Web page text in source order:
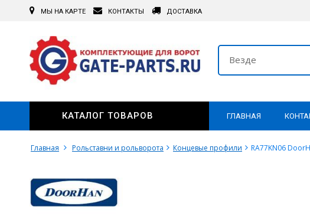
МЫ НА КАРТЕ КОНТАКТЫ ДОСТАВКА
Везде
ГЛАВНАЯ
КАТАЛОГ ТОВАРОВ
Главная Рольставни и рольворота Концевые профили RA77KN06